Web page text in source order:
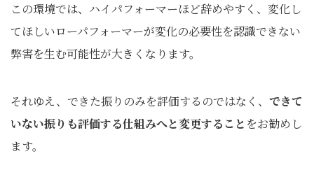
この環境では、ハイパフォーマーほど辞めやすく、変化し
てほしいローパフォーマーが変化の必要性を認識できない
弊害を生む可能性が大きくなります。
それゆえ、できた振りのみを評価するのではなく、 できて
いない振りも評価する仕組みへと変更すること をお勧めし
ます。